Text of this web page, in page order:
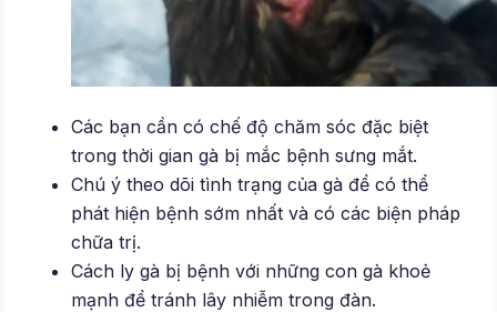
Các bạn cần có chế độ chăm sóc đặc biệt
trong thời gian gà bị mắc bệnh sưng mắt.
Chú ý theo dõi tình trạng của gà để có thể
phát hiện bệnh sớm nhất và có các biện pháp
chữa trị.
Cách ly gà bị bệnh với những con gà khoẻ
mạnh để tránh lây nhiễm trong đàn.